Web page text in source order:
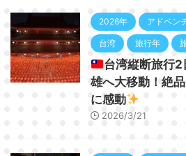
2026年 アドベン
台湾 旅行年
台湾縦断旅行
雄へ大移動！絶
に感動
2026/3/21